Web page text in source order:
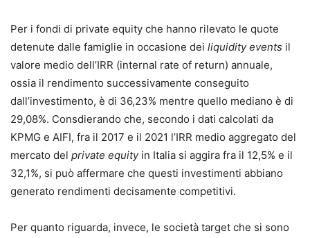
Per i fondi di private equity che hanno rilevato le quote
detenute dalle famiglie in occasione dei liquidity events il
valore medio dell’IRR (internal rate of return) annuale,
ossia il rendimento successivamente conseguito
dall’investimento, è di 36,23% mentre quello mediano è di
29,08%. Consdierando che, secondo i dati calcolati da
KPMG e AIFI, fra il 2017 e il 2021 l’IRR medio aggregato del
mercato del private equityin Italia si aggira fra il 12,5% e il
32,1%, si può affermare che questi investimenti abbiano
generato rendimenti decisamente competitivi.
Per quanto riguarda, invece, le società target che si sono